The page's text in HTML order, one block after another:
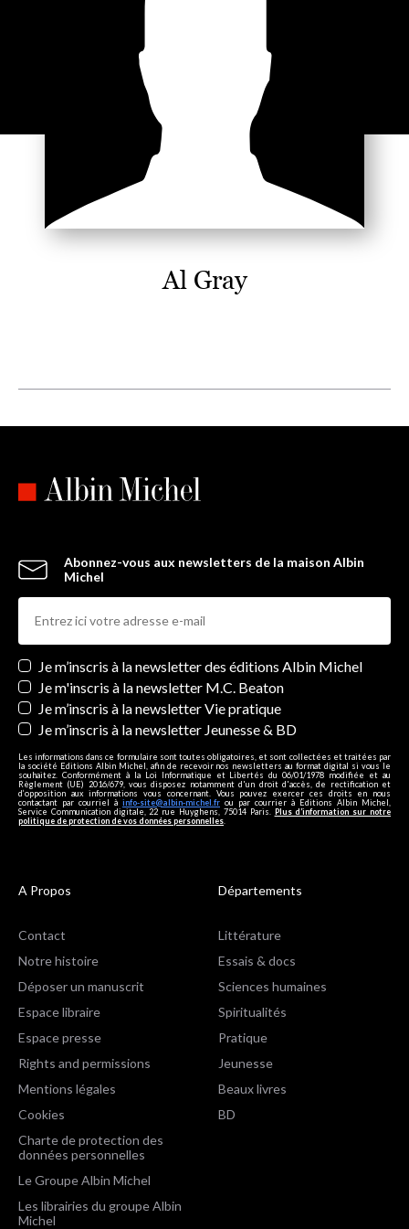
Al Gray
Abonnez-vous aux newsletters de la maison Albin
Michel
Newsletters
Je m’inscris à la newsletter des éditions Albin Michel
Je m'inscris à la newsletter M.C. Beaton
Je m’inscris à la newsletter Vie pratique
Je m’inscris à la newsletter Jeunesse & BD
Les informations dans ce formulaire sont toutes obligatoires, et sont collectées et traitées par
la société Editions Albin Michel, afin de recevoir nos newsletters au format digital si vous le
souhaitez. Conformément à la Loi Informatique et Libertés du 06/01/1978 modifiée et au
Règlement (UE) 2016/679, vous disposez notamment d'un droit d'accès, de rectification et
d’opposition aux informations vous concernant. Vous pouvez exercer ces droits en nous
contactant par courriel à info-site@albin-michel.fr ou par courrier à Editions Albin Michel,
Service Communication digitale, 22 rue Huyghens, 75014 Paris. Plus d’information sur notre
politique de protection de vos données personnelles
A Propos
Contact
Notre histoire
Déposer un manuscrit
Espace libraire
Espace presse
Rights and permissions
Mentions légales
Cookies
Charte de protection des
données personnelles
Le Groupe Albin Michel
Les librairies du groupe Albin
Michel
Départements
Littérature
Essais & docs
Sciences humaines
Spiritualités
Pratique
Jeunesse
Beaux livres
BD